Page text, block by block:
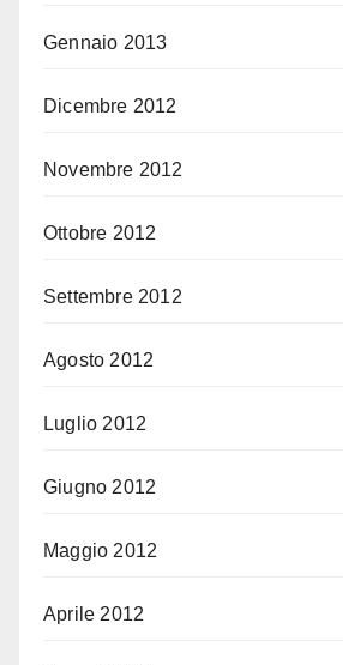
Gennaio 2013
Dicembre 2012
Novembre 2012
Ottobre 2012
Settembre 2012
Agosto 2012
Luglio 2012
Giugno 2012
Maggio 2012
Aprile 2012